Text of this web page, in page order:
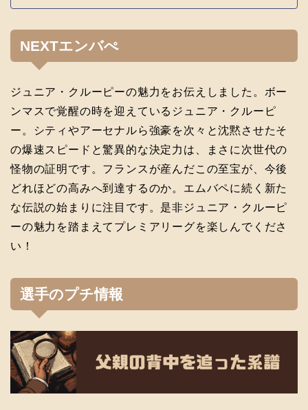
NEXTエンバぺ
ジュニア・クルーピーの魅力をお伝えしました。ボー
ンマスで覚醒の時を迎えているジュニア・クルーピ
ー。シティやアーセナルら強豪を次々と沈黙させたそ
の爆速スピードと驚異的な決定力は、まさに次世代の
怪物の証明です。フランスが産んだこの至宝が、今後
どれほどの高みへ到達するのか。エムバペに続く新た
な伝説の始まりに注目です。是非ジュニア・クルーピ
ーの魅力を踏まえてプレミアリーグを楽しんでくださ
い！
選手のプチ情報